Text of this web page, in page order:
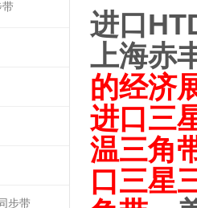
带
步带
进口
上海赤
的经济
进口三
温三角
口三星